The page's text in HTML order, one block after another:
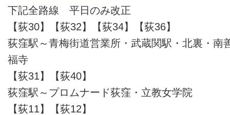
下記全路線 平日のみ改正
【荻30】【荻32】【荻34】【荻36】
荻窪駅～青梅街道営業所・武蔵関駅・北裏・南
福寺
【荻31】【荻40】
荻窪駅～プロムナード荻窪・立教女学院
【荻11】【荻12】